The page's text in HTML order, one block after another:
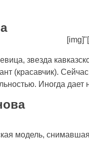
звезда
(красавчик).
Иногда
модель,